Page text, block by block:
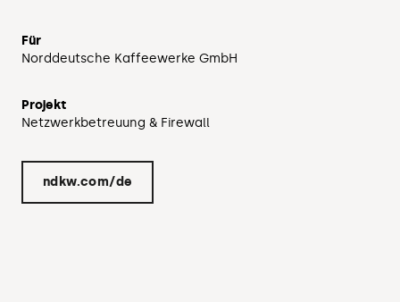
Für
Norddeutsche Kaffeewerke GmbH
Projekt
Netzwerkbetreuung & Firewall
ndkw.com/de